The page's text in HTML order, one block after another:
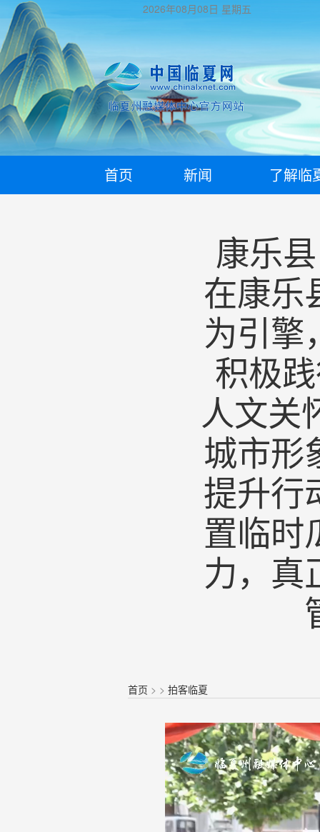
2026年08月08日 星期五
首页 新闻 了解临
康乐
在康乐
为引擎
积极
人文关
城市形
提升行
置临时
力，真
首页 > >拍客临夏